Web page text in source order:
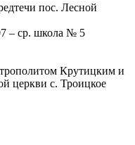
пос. Лесной
– ср. школа № 5
Крутицким и
церкви с. Троицкое